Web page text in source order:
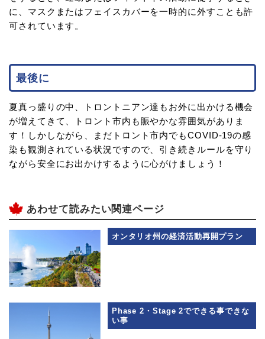
に、マスクまたはフェイスカバーを一時的に外すことも許
可されています。
最後に
夏真っ盛りの中、トロントニアン達もお外に出かける機会
が増えてきて、トロント市内も賑やかな雰囲気がありま
す！しかしながら、まだトロント市内でもCOVID-19の感
染も観測されている状況ですので、引き続きルールを守り
ながら安全にお出かけするように心がけましょう！
あわせて読みたい関連ページ
オンタリオ州の経済活動再開プラン
Phase 2・Stage 2でできる事できな
い事